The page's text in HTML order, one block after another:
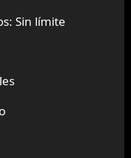
Sin límite